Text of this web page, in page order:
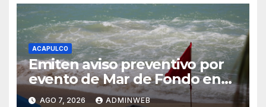
ACAPULCO
Emiten aviso preventivo por
evento de Mar de Fondo en
las costas de Guerrero
AGO 7, 2026 ADMINWEB